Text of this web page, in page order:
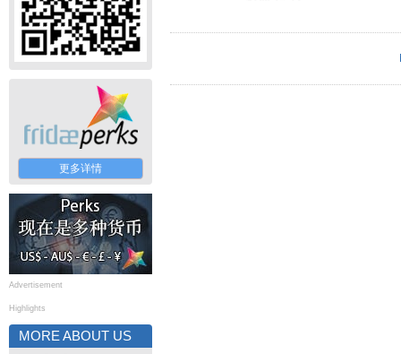
更多详情
Advertisement
Highlights
MORE ABOUT US